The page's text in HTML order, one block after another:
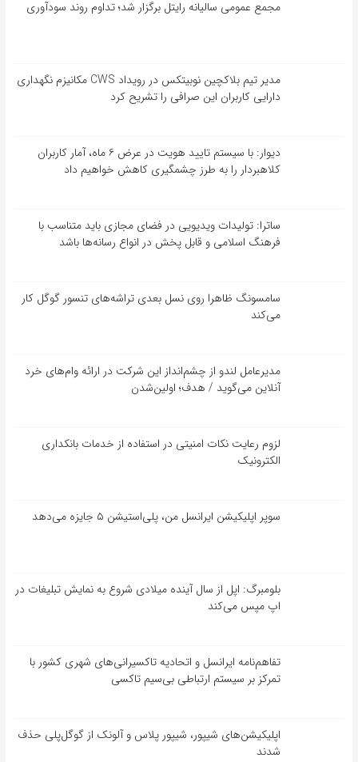
مجمع عمومی سالیانه رایتل برگزار شد؛ تداوم روند سودآوری
مدیر تیم بلاکچین نوبیتکس در رویداد CWS مکانیزم نگهداری
دارایی کاربران این صرافی را تشریح کرد
دیوار: با سیستم تایید هویت در عرض ۶ ماه، آمار کاربران
کلاهبردار را به طرز چشمگیری کاهش خواهیم داد
ساترا: تولیدات ویدیویی در فضای مجازی باید متناسب با
فرهنگ اسلامی و قابل پخش در انواع رسانه‌ها باشد
سامسونگ ظاهرا روی نسل بعدی تراشه‌های تنسور گوگل کار
می‌کند
مدیرعامل لندو از چشم‌انداز این شرکت در ارائه وام‌های خرد
آنلاین می‌گوید / هدف؛ اولین‌شدن
لزوم رعایت نکات امنیتی در استفاده از خدمات بانکداری
الکترونیک
سوپر اپلیکیشن ایرانسل من، پلی‌استیشن ۵ جایزه می‌دهد
بلومبرگ: اپل از سال آینده میلادی شروع به نمایش تبلیغات در
اپ مپس می‌کند
تفاهم‌نامه‌ ایرانسل و اتحادیه تاکسیرانی‌های شهری کشور با
تمرکز بر سیستم ارتباطی بی‌سیم تاکسی
اپلیکیشن‌های شیپور، شیپور پلاس و آلونک از گوگل‌پلی حذف
شدند